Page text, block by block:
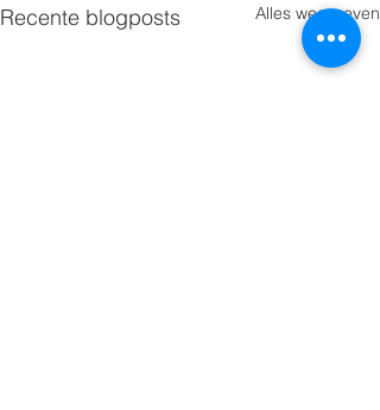
Recente blogposts Alles weergeven